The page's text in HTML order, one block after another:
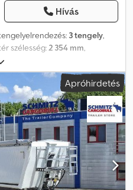
Hívás
3 tengely,
szélesség:2 354 mm,
térfogata:
385/65 R22,5, Gyártási év:
6102 kg, Raktér (H x Sz x M):
méret: 385/65
, 2. tengely: , 3. tengely: ,
emelőtengely: 170-250 bar,
felfüggesztés: Automatikus
fékrendszer (EBS), Ingó
Hidraulikus munkahenger
Antispray, Az összes
weboldalunkon.
Apróhirdetés